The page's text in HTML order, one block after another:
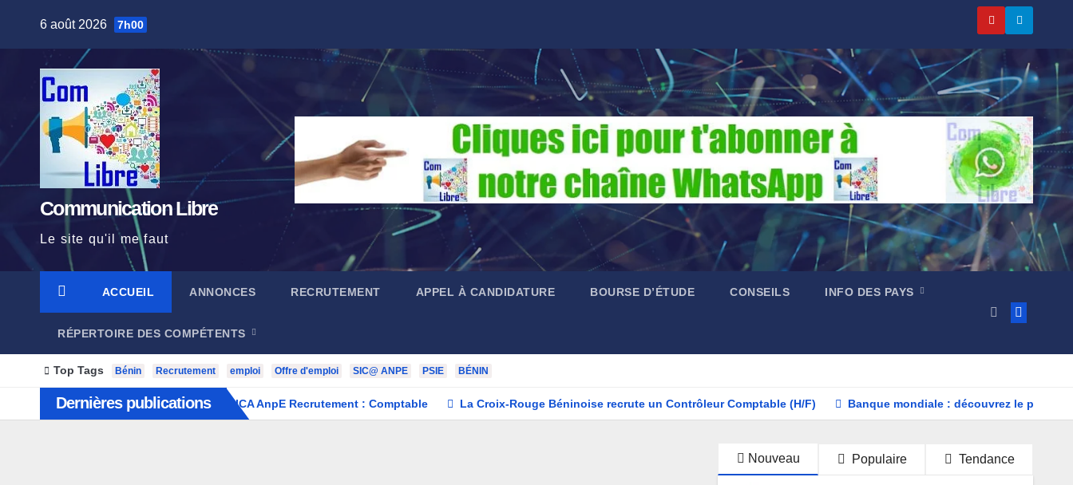
6 août 2026 7h00
Communication Libre
Le site qu'il me faut
ACCUEIL ANNONCES RECRUTEMENT APPEL À CANDIDATURE BOURSE D’ÉTUDE CONSEILS INFO DES PAYS
RÉPERTOIRE DES COMPÉTENTS
Top Tags Bénin Recrutement emploi Offre d'emploi SIC@ ANPE PSIE BÉNIN
Dernières publications SICA AnpE Recrutement : Comptable La Croix-Rouge Béninoise recrute un Contrôleur Comptable (H/F) Banque mondiale : découvrez le
Nouveau Populaire Tendance